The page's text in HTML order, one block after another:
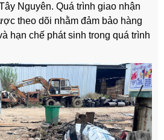
Nguyên. Quá trình giao nhận
theo dõi nhằm đảm bảo hàng
hạn chế phát sinh trong quá trình